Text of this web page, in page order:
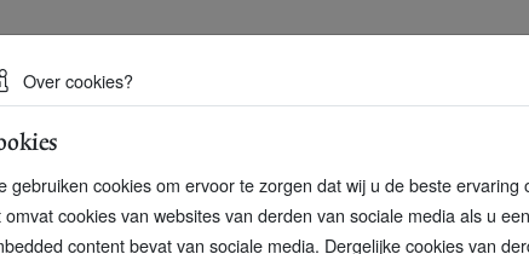
duurzame toekomst
Over cookies?
gebruiken cookies om ervoor te zorgen dat wij u de beste ervaring
omvat cookies van websites van derden van sociale media als u
content bevat van sociale media. Dergelijke cookies van